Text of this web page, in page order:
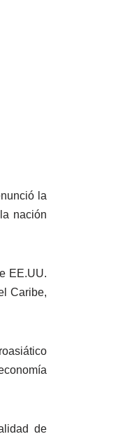
la
nación
EE.UU.
Caribe,
de